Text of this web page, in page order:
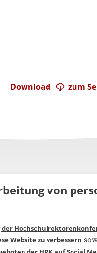
zum
Download
Folgen Sie
von
Website zu verbessern